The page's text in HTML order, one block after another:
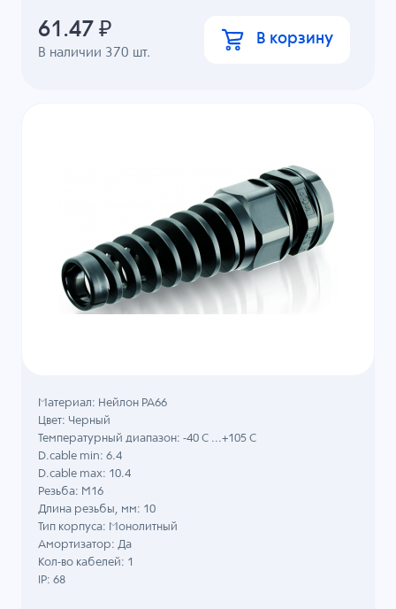
В наличии 370 шт.
61.47 ₽ В корзину
Материал: Нейлон PA66
Цвет: Черный
Температурный диапазон: -40 C ...+105 C
D.cable min: 6.4
D.cable max: 10.4
Резьба: M16
Длина резьбы, мм: 10
Тип корпуса: Монолитный
Амортизатор: Да
Кол-во кабелей: 1
IP: 68